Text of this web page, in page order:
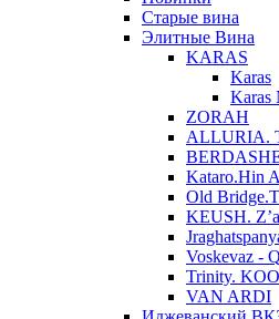
Старые вина
Элитные Вина
KARAS
Karas
Karas
ZORAH
ALLURIA.
Kataro.Hin
Old
KEUSH.
Voskevaz -
Trinity.
VAN ARDI